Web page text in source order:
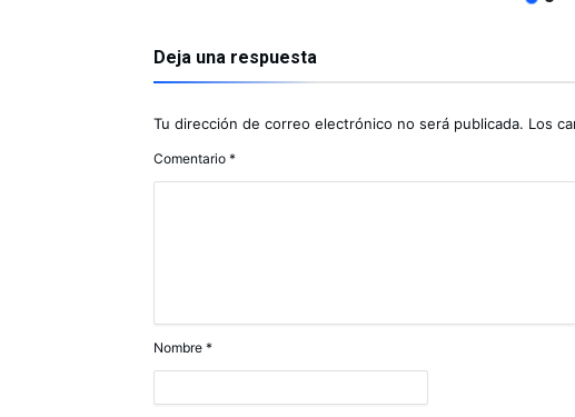
Deja una respuesta
Tu dirección de correo electrónico no será publicada. Los
Comentario *
Nombre *